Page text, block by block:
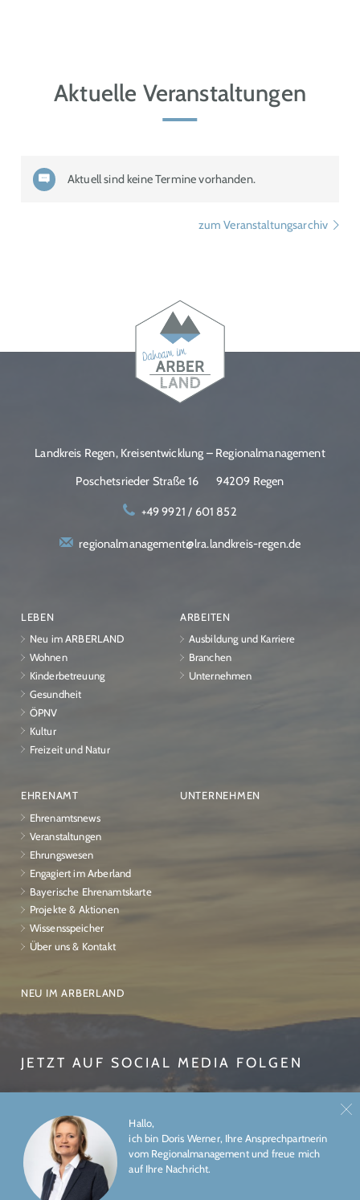
Aktuelle Veranstaltungen
Aktuell sind keine Termine vorhanden.
zum Veranstaltungsarchiv
Hallo,
ich bin Doris Werner, Ihre Ansprechpartnerin
vom Regionalmanagement und freue mich
auf Ihre Nachricht.
Landkreis Regen, Kreisentwicklung – Regionalmanagement
Poschetsrieder Straße 16
94209 Regen
+49 9921 / 601 852
regionalmanagement@lra.landkreis-regen.de
LEBEN
Neu im ARBERLAND
Wohnen
Kinderbetreuung
Gesundheit
ÖPNV
Kultur
Freizeit und Natur
ARBEITEN
Ausbildung und Karriere
Branchen
Unternehmen
EHRENAMT
Ehrenamtsnews
Veranstaltungen
Ehrungswesen
Engagiert im Arberland
Bayerische Ehrenamtskarte
Projekte & Aktionen
Wissensspeicher
Über uns & Kontakt
UNTERNEHMEN
NEU IM ARBERLAND
JETZT AUF SOCIAL MEDIA FOLGEN